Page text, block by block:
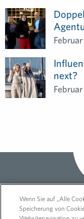
next?
Wenn Sie auf „Alle
Speicherung von